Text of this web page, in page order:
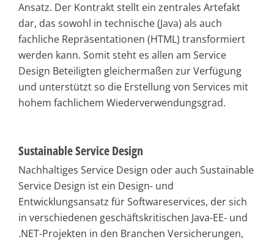
Ansatz. Der Kontrakt stellt ein zentrales Artefakt
dar, das sowohl in technische (Java) als auch
fachliche Repräsentationen (HTML) transformiert
werden kann. Somit steht es allen am Service
Design Beteiligten gleichermaßen zur Verfügung
und unterstützt so die Erstellung von Services mit
hohem fachlichem Wiederverwendungsgrad.
Sustainable Service Design
Nachhaltiges Service Design oder auch Sustainable
Service Design ist ein Design- und
Entwicklungsansatz für Softwareservices, der sich
in verschiedenen geschäftskritischen Java-EE- und
.NET-Projekten in den Branchen Versicherungen,